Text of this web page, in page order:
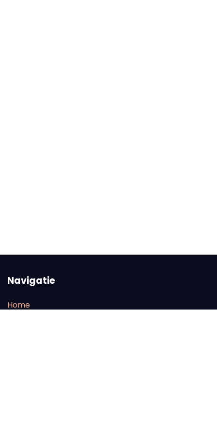
Navigatie
Home